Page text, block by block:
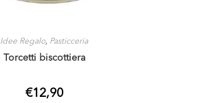
Idee Regalo, Pasticceria
Torcetti biscottiera
€12,90